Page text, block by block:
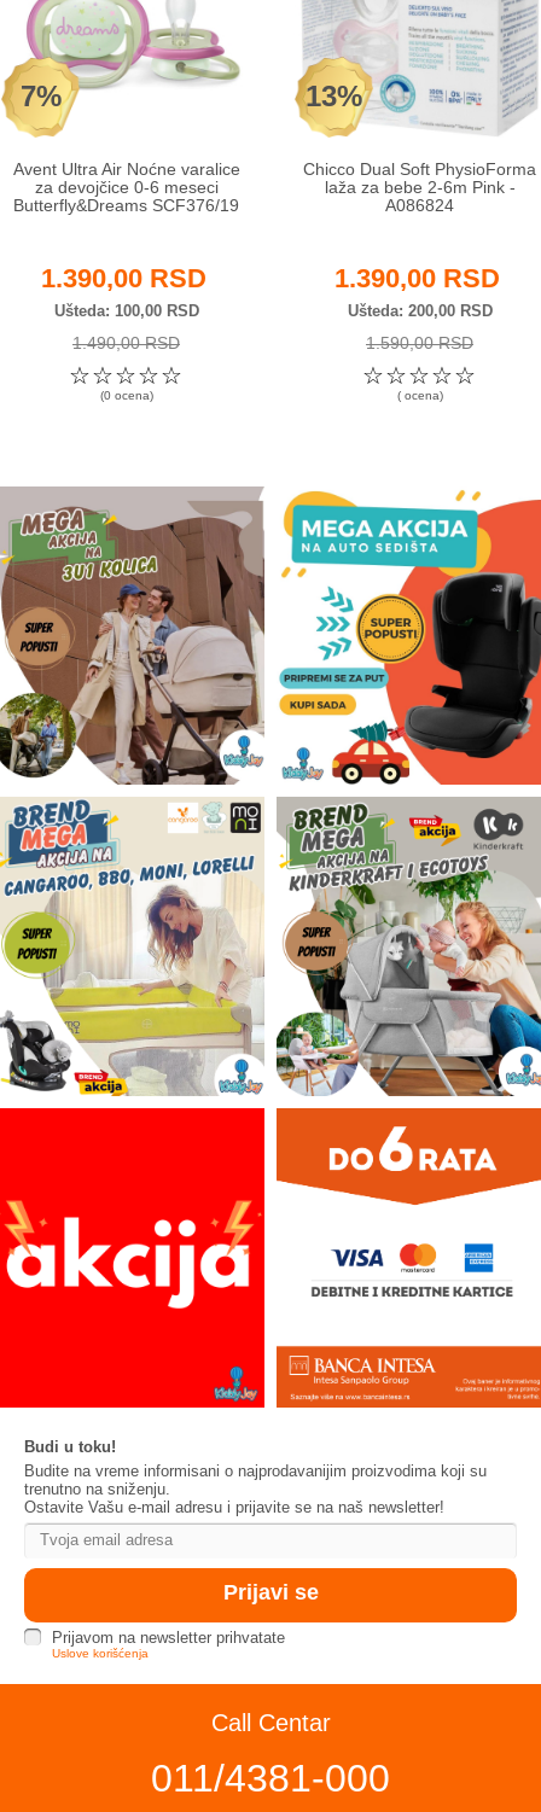
7%
Avent Ultra Air Noćne varalice
za devojčice 0-6 meseci
Butterfly&Dreams SCF376/19
1.390,00 RSD
Ušteda 100,00 RSD
1.490,00 RSD
☆
☆
☆
☆
☆
(0 ocena)
13%
Chicco Dual Soft PhysioForma
laža za bebe 2-6m Pink -
A086824
1.390,00 RSD
Ušteda 200,00 RSD
1.590,00 RSD
☆
☆
☆
☆
☆
( ocena)
Budi u toku!
Budite na vreme informisani o najprodavanijim proizvodima koji su
trenutno na sniženju.
Ostavite Vašu e-mail adresu i prijavite se na naš newsletter!
Prijavom na newsletter prihvatate
Uslove korišćenja
Call Centar
011/4381-000